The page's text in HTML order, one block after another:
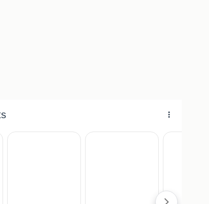
wasbakken of wasbak sets vind je bij ons.
49 in Roggel - tussen Venlo en